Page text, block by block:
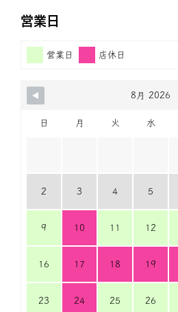
営業日
営業日 店休日
8月 2026
日 月 火 水
2 3 4 5
9 10 11 12
16 17 18 19
23 24 25 26